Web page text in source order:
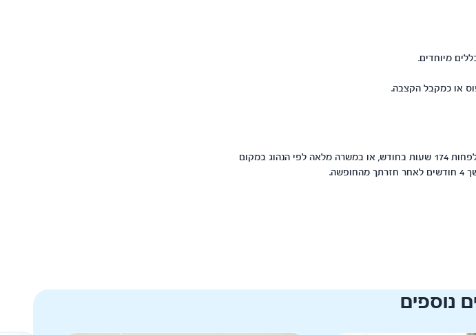
מיוחדים.
או כמקבל הקצבה.
אם חזרת מחופשת לידה ואת מועסקת במשרה שהיקפה לפחות 174 שעות בחודש, או במשרה מלאה לפי הנהוג במקום
נוספים